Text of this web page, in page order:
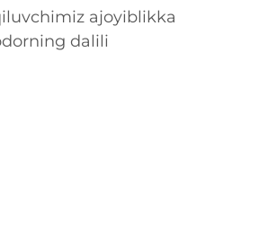
ajoyiblikka
dalili